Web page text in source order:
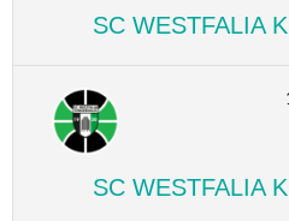
SC WESTFALIA
SC WESTFALIA